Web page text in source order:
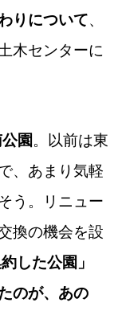
りについて、
木センターに
園 。以前は東
、あまり気軽
う。リニュー
換の機会を設
した公園」
のが、あの